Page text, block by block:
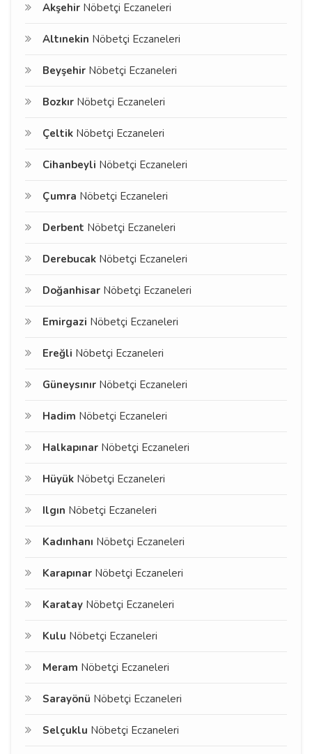
Akşehir Nöbetçi Eczaneleri
Altınekin Nöbetçi Eczaneleri
Beyşehir Nöbetçi Eczaneleri
Bozkır Nöbetçi Eczaneleri
Çeltik Nöbetçi Eczaneleri
Cihanbeyli Nöbetçi Eczaneleri
Çumra Nöbetçi Eczaneleri
Derbent Nöbetçi Eczaneleri
Derebucak Nöbetçi Eczaneleri
Doğanhisar Nöbetçi Eczaneleri
Emirgazi Nöbetçi Eczaneleri
Ereğli Nöbetçi Eczaneleri
Güneysınır Nöbetçi Eczaneleri
Hadim Nöbetçi Eczaneleri
Halkapınar Nöbetçi Eczaneleri
Hüyük Nöbetçi Eczaneleri
Ilgın Nöbetçi Eczaneleri
Kadınhanı Nöbetçi Eczaneleri
Karapınar Nöbetçi Eczaneleri
Karatay Nöbetçi Eczaneleri
Kulu Nöbetçi Eczaneleri
Meram Nöbetçi Eczaneleri
Sarayönü Nöbetçi Eczaneleri
Selçuklu Nöbetçi Eczaneleri